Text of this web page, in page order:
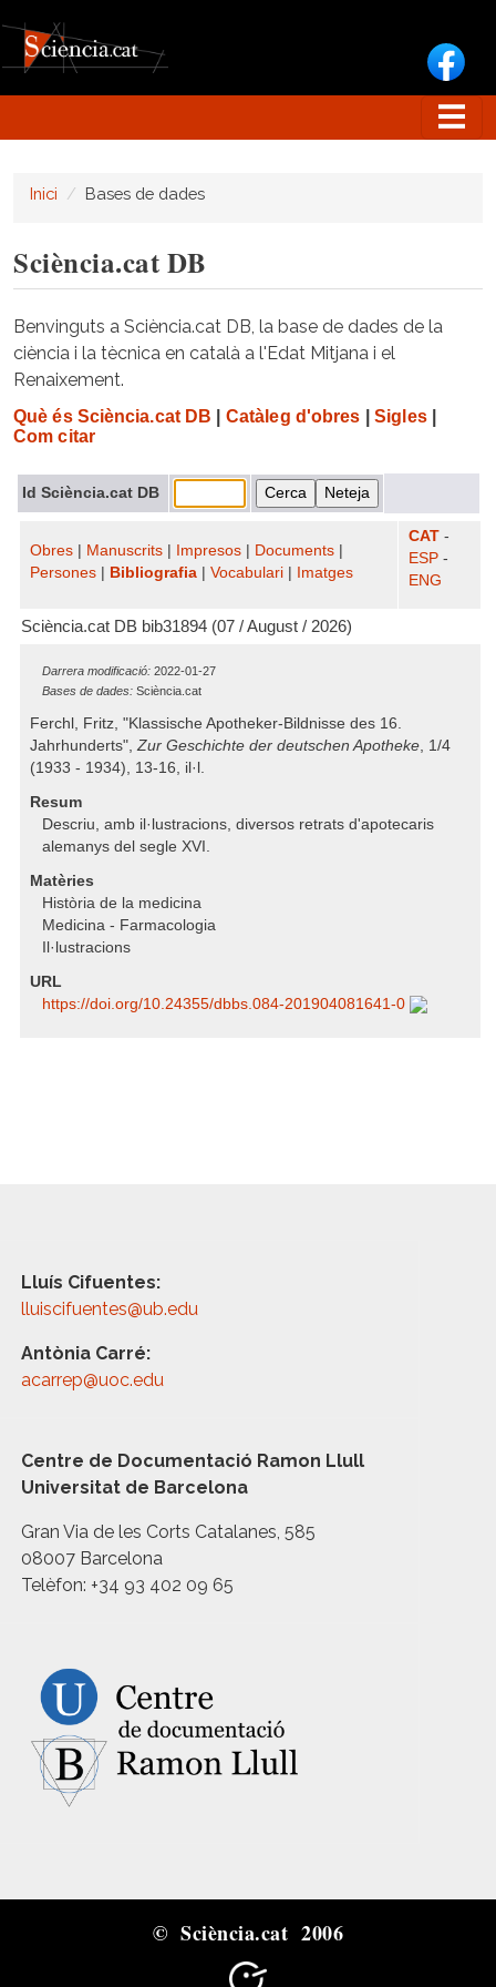
Inici Bases de dades
Sciència.cat DB
Benvinguts a Sciència.cat DB, la base de dades de la
ciència i la tècnica en català a l'Edat Mitjana i el
Renaixement.
Què és Sciència.cat DB Catàleg d'obres Sigles|
Com citar
Id Sciència.cat DB
Obres Manuscrits Impresos Documents
Persones
Bibliografia Vocabulari Imatges
CAT -
ESP -
ENG
Sciència.cat DB bib31894 (07 / August / 2026)
Darrera modificació: 2022-01-27
Bases de dades: Sciència.cat
Ferchl, Fritz, "Klassische Apotheker-Bildnisse des 16.
Jahrhunderts",Zur Geschichte der deutschen Apotheke, 1/4
(1933 - 1934), 13-16, il·l.
Resum
Descriu, amb il·lustracions, diversos retrats d'apotecaris
alemanys del segle XVI.
Matèries
Història de la medicina
Medicina - Farmacologia
Il·lustracions
URL
https:/​/​doi.org/​10.24355/​dbbs.084-201904081641-0
Lluís Cifuentes:
lluiscifuentes@ub.edu
Antònia Carré:
acarrep@uoc.edu
Centre de Documentació Ramon Llull
Universitat de Barcelona
Gran Via de les Corts Catalanes, 585
08007 Barcelona
Telèfon: +34 93 402 09 65
© Sciència.cat 2006